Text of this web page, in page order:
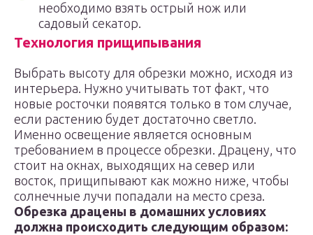
необходимо взять острый нож или
садовый секатор.
Технология прищипывания
Выбрать высоту для обрезки можно, исходя из
интерьера. Нужно учитывать тот факт, что
новые росточки появятся только в том случае,
если растению будет достаточно светло.
Именно освещение является основным
требованием в процессе обрезки. Драцену, что
стоит на окнах, выходящих на север или
восток, прищипывают как можно ниже, чтобы
солнечные лучи попадали на место среза.
Обрезка драцены в домашних условиях
должна происходить следующим образом: